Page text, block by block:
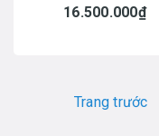
16.500.000₫
Trang trước